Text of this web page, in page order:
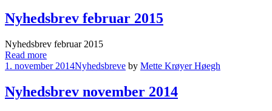
Nyhedsbrev februar 2015
Nyhedsbrev februar 2015
Read more
1. november 2014Nyhedsbreve by Mette Krøyer Høegh
Nyhedsbrev november 2014